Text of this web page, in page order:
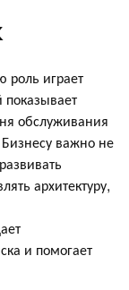
роль играет
показывает
обслуживания
важно не
архитектуру,
и помогает